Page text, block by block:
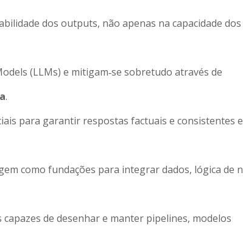
dos outputs, não apenas na capacidade dos
(LLMs) e mitigam‑se sobretudo através de
.
para garantir respostas factuais e consistentes
como fundações para integrar dados, lógica de
de desenhar e manter pipelines, modelos